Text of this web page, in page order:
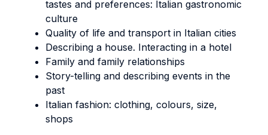
tastes and preferences: Italian gastronomic
culture
Quality of life and transport in Italian cities
Describing a house. Interacting in a hotel
Family and family relationships
Story-telling and describing events in the
past
Italian fashion: clothing, colours, size,
shops